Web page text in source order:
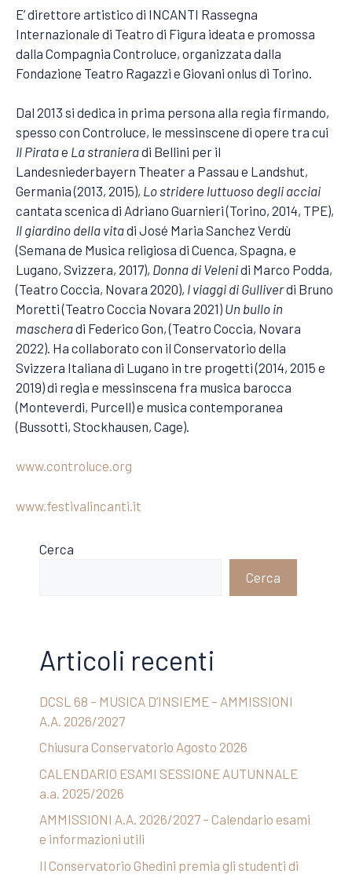
E’ direttore artistico di INCANTI Rassegna
Internazionale di Teatro di Figura ideata e promossa
dalla Compagnia Controluce, organizzata dalla
Fondazione Teatro Ragazzi e Giovani onlus di Torino.
Dal 2013 si dedica in prima persona alla regia firmando,
spesso con Controluce, le messinscene di opere tra cui
Il Piratae La stranieradi Bellini per il
Landesniederbayern Theater a Passau e Landshut,
Germania (2013, 2015), Lo stridere luttuoso degli acciai
cantata scenica di Adriano Guarnieri (Torino, 2014, TPE),
Il giardino della vitadi José Maria Sanchez Verdù
(Semana de Musica religiosa di Cuenca, Spagna, e
Lugano, Svizzera, 2017), Donna di Velenidi Marco Podda,
(Teatro Coccia, Novara 2020), I viaggi di Gulliverdi Bruno
Moretti (Teatro Coccia Novara 2021) Un bullo in
mascheradi Federico Gon, (Teatro Coccia, Novara
2022). Ha collaborato con il Conservatorio della
Svizzera Italiana di Lugano in tre progetti (2014, 2015 e
2019) di regia e messinscena fra musica barocca
(Monteverdi, Purcell) e musica contemporanea
(Bussotti, Stockhausen, Cage).
www.controluce.org
www.festivalincanti.it
Cerca
Cerca
Articoli recenti
DCSL 68 – MUSICA D’INSIEME – AMMISSIONI
A.A. 2026/2027
Chiusura Conservatorio Agosto 2026
CALENDARIO ESAMI SESSIONE AUTUNNALE
a.a. 2025/2026
AMMISSIONI A.A. 2026/2027 – Calendario esami
e informazioni utili
Il Conservatorio Ghedini premia gli studenti di